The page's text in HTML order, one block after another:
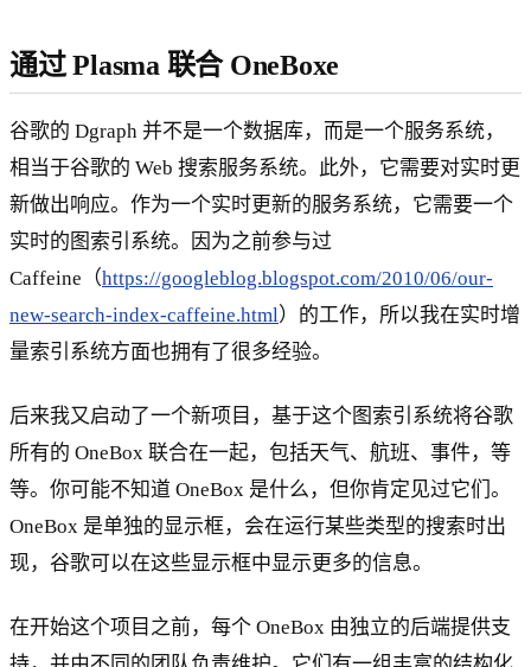
通过 Plasma 联合 OneBoxe
谷歌的 Dgraph 并不是一个数据库，而是一个服务系统，
相当于谷歌的 Web 搜索服务系统。此外，它需要对实时更
新做出响应。作为一个实时更新的服务系统，它需要一个
实时的图索引系统。因为之前参与过
Caffeine（https://googleblog.blogspot.com/2010/06/our-
new-search-index-caffeine.html）的工作，所以我在实时增
量索引系统方面也拥有了很多经验。
后来我又启动了一个新项目，基于这个图索引系统将谷歌
所有的 OneBox 联合在一起，包括天气、航班、事件，等
等。你可能不知道 OneBox 是什么，但你肯定见过它们。
OneBox 是单独的显示框，会在运行某些类型的搜索时出
现，谷歌可以在这些显示框中显示更多的信息。
在开始这个项目之前，每个 OneBox 由独立的后端提供支